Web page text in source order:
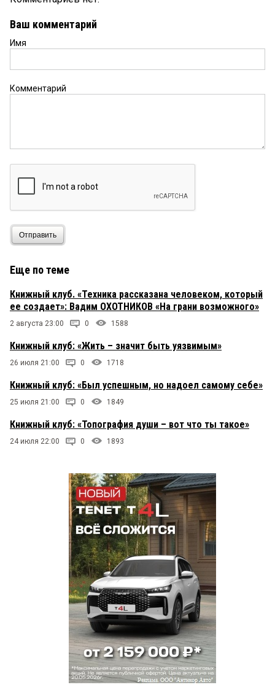
Ваш комментарий
Имя
Комментарий
Отправить
Еще по теме
Книжный клуб. «Техника рассказана человеком, который
ее создает»: Вадим ОХОТНИКОВ «На грани возможного»
2 августа 23:00 0 1588
Книжный клуб: «Жить – значит быть уязвимым»
26 июля 21:00 0 1718
Книжный клуб: «Был успешным, но надоел самому себе»
25 июля 21:00 0 1849
Книжный клуб: «Топография души – вот что ты такое»
24 июля 22:00 0 1893